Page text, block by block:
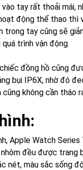
tay rất thoải mái,
động thể thao thì
trong tay cũng sẽ
trình vận động.
đồng hồ cũng
bụi IP6X, nhờ đó
không cần tháo
Apple Watch
đều được trang
nét, màu sắc sống